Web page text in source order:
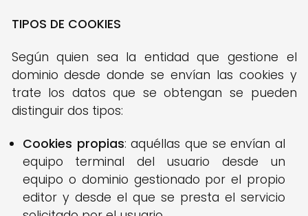
TIPOS DE COOKIES
Según quien sea la entidad que gestione el
dominio desde donde se envían las cookies y
trate los datos que se obtengan se pueden
distinguir dos tipos:
Cookies propias: aquéllas que se envían al
equipo terminal del usuario desde un
equipo o dominio gestionado por el propio
editor y desde el que se presta el servicio